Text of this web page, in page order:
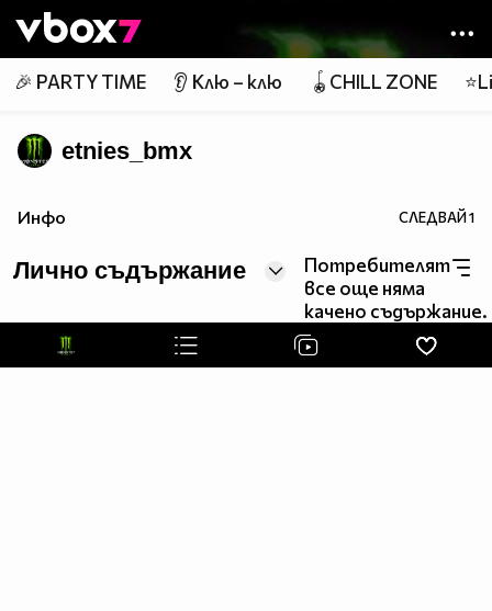
👾
🎉 PARTY TIME 👂 Клю – клю 🪀CHILL ZONE
etnies_bmx
Инфо СЛЕДВАЙ1
Лично съдържание
Потребителят
все още няма
качено съдържание.